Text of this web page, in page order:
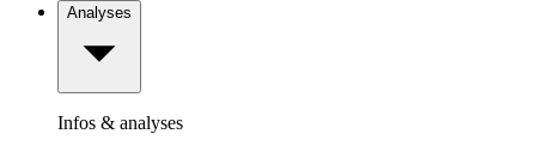
Analyses
Infos & analyses